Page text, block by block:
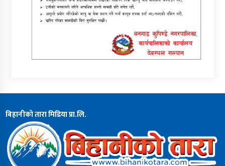
बिहानीको तारा मिडिया प्रा.लि.